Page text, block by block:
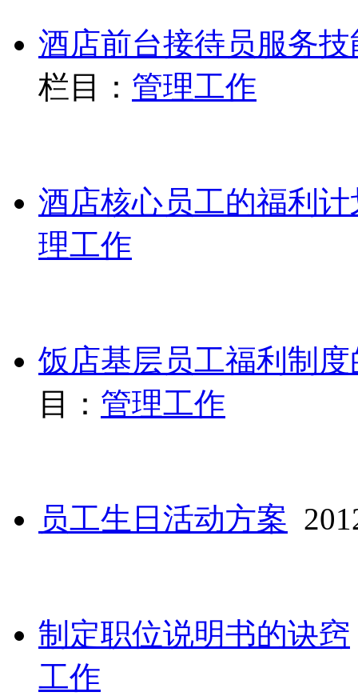
酒店前台接待员服务
栏目： 管理工作
酒店核心员工的福利计
理工作
饭店基层员工福利制
目： 管理工作
员工生日活动方案
制定职位说明书的诀窍
工作